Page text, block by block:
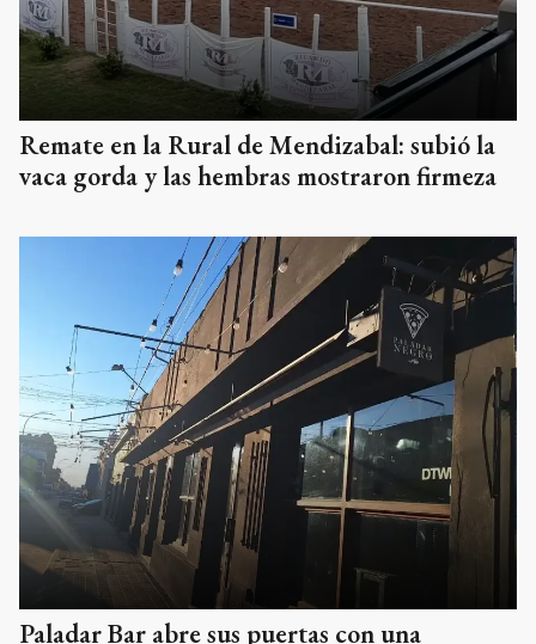
Remate en la Rural de Mendizabal: subió la
vaca gorda y las hembras mostraron firmeza
Paladar Bar abre sus puertas con una